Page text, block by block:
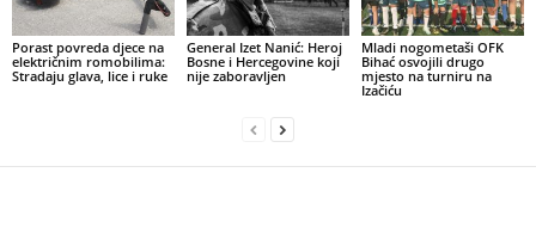
Porast povreda djece na
električnim romobilima:
Stradaju glava, lice i ruke
General Izet Nanić: Heroj
Bosne i Hercegovine koji
nije zaboravljen
Mladi nogometaši OFK
Bihać osvojili drugo
mjesto na turniru na
Izačiću